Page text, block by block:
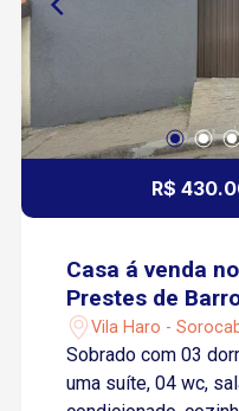
R$
Casa á venda
Prestes de
Sorocaba/SP
Vila Haro -
Sobrado com 03
uma suíte, 04 wc,